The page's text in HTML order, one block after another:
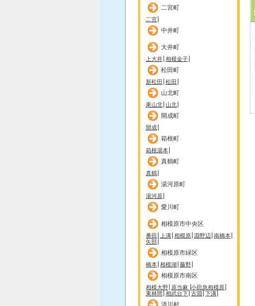
二宮町
二宮
中井町
大井町
上大井 相模金子
松田町
新松田 松田
山北町
東山北 山北
開成町
開成
箱根町
箱根湯本
真鶴町
真鶴
湯河原町
湯河原
愛川町
相模原市中央区
番田 上溝 相模原 淵野辺 南橋本
矢部
相模原市緑区
橋本 相模湖 藤野
相模原市南区
相模大野 原当麻 小田急相模原
東林間 相武台下 古淵 下溝
清川村